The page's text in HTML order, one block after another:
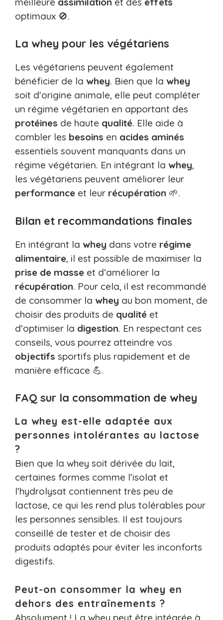
optimaux 🚫.
La whey pour les végétariens
Les végétariens peuvent également
bénéficier de la whey. Bien que la whey
soit d’origine animale, elle peut compléter
un régime végétarien en apportant des
protéines de haute qualité. Elle aide à
combler les besoins en acides aminés
essentiels souvent manquants dans un
régime végétarien. En intégrant la whey,
les végétariens peuvent améliorer leur
performance et leur récupération 🌱.
Bilan et recommandations finales
En intégrant la whey dans votre régime
alimentaire, il est possible de maximiser la
prise de masse et d’améliorer la
récupération. Pour cela, il est recommandé
de consommer la whey au bon moment, de
choisir des produits de qualité et
d’optimiser la digestion. En respectant ces
conseils, vous pourrez atteindre vos
objectifs sportifs plus rapidement et de
manière efficace 💪.
FAQ sur la consommation de whey
La whey est-elle adaptée aux
personnes intolérantes au lactose
?
Bien que la whey soit dérivée du lait,
certaines formes comme l’isolat et
l’hydrolysat contiennent très peu de
lactose, ce qui les rend plus tolérables pour
les personnes sensibles. Il est toujours
conseillé de tester et de choisir des
produits adaptés pour éviter les inconforts
digestifs.
Peut-on consommer la whey en
dehors des entraînements ?
Absolument ! La whey peut être intégrée à